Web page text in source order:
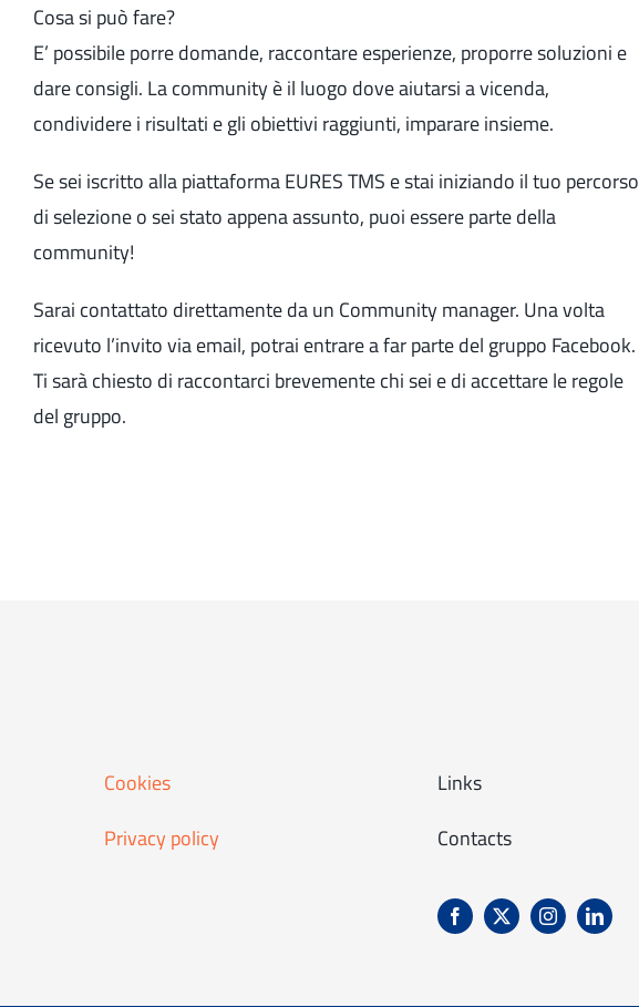
Cosa si può fare?
E’ possibile porre domande, raccontare esperienze, proporre soluzioni e
dare consigli. La community è il luogo dove aiutarsi a vicenda,
condividere i risultati e gli obiettivi raggiunti, imparare insieme.
Se sei iscritto alla piattaforma EURES TMS e stai iniziando il tuo percorso
di selezione o sei stato appena assunto, puoi essere parte della
community!
Sarai contattato direttamente da un Community manager. Una volta
ricevuto l’invito via email, potrai entrare a far parte del gruppo Facebook.
Ti sarà chiesto di raccontarci brevemente chi sei e di accettare le regole
del gruppo.
Cookies
Privacy policy
Links
Contacts